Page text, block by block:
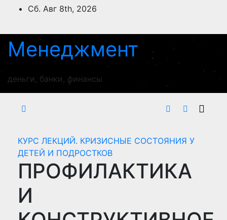
ПерейтиСб. Авг 8th, 2026
Менеджмент
деньги, банки, финансы
КУРС ЛЕКЦИЙ. КРИЗИСНЫЕ СОСТОЯНИЯ У
ДЕТЕЙ И ПОДРОСТКОВ
ПРОФИЛАКТИКА
И